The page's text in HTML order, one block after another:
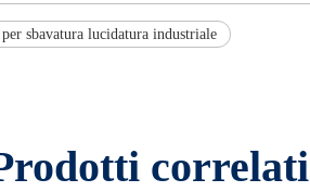
sbavatura lucidatura industriale
correlati